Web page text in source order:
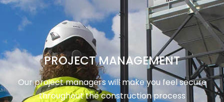
PROJECT MANAGEMENT
Our project managers will make you feel secure
throughout the construction process